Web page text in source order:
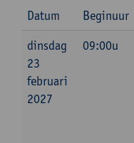
Datum
Beginuur
dinsdag
23
februari
2027
09:00u